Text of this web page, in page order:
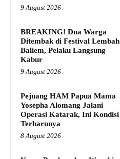
9 August 2026
BREAKING! Dua Warga
Ditembak di Festival Lembah
Baliem, Pelaku Langsung
Kabur
9 August 2026
Pejuang HAM Papua Mama
Yosepha Alomang Jalani
Operasi Katarak, Ini Kondisi
Terbarunya
8 August 2026